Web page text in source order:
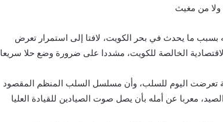
ولا من مغيث
ما يحدث في بحر الكويت، لافتا إلى استمرار تعرض
الخالصة للكويت، مشددا على ضرورة وضع حلا سريعا
تعرضت اليوم للسلب، وأن مسلسل السلب المنظم المقصود
معربا عن أمله بأن يصل صوت الصيادين للقيادة العليا